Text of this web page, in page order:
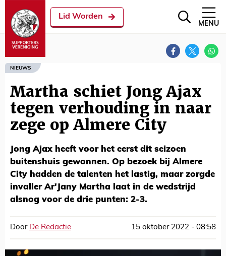
Lid Worden
MENU
NIEUWS
Martha schiet Jong Ajax
tegen verhouding in naar
zege op Almere City
Jong Ajax heeft voor het eerst dit seizoen
buitenshuis gewonnen. Op bezoek bij Almere
City hadden de talenten het lastig, maar zorgde
invaller Ar'Jany Martha laat in de wedstrijd
alsnog voor de drie punten: 2-3.
Door De Redactie 15 oktober 2022 - 08:58